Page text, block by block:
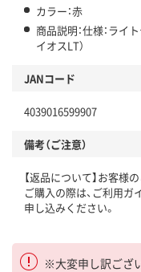
カラー：赤
商品説明：仕様：ライ
イオスLT）
JANコード
4039016599907
備考（ご注意）
【返品について】お客様
ご購入の際は、ご利用ガ
申し込みください。
※大変申し訳ござ